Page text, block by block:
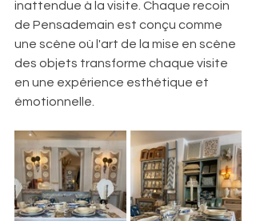
inattendue à la visite. Chaque recoin
de Pensademain est conçu comme
une scène où l'art de la mise en scène
des objets transforme chaque visite
en une expérience esthétique et
émotionnelle.